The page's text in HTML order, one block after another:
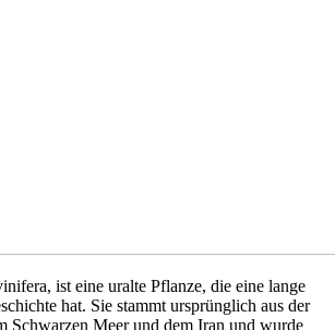
ist eine uralte Pflanze, die eine lange
hat. Sie stammt ursprünglich aus der
Schwarzen Meer und dem Iran und wurde